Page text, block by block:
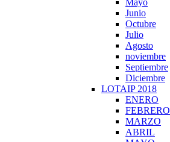
Mayo
Junio
Octubre
Julio
Agosto
noviembre
Septiembre
Diciembre
LOTAIP 2018
ENERO
FEBRERO
MARZO
ABRIL